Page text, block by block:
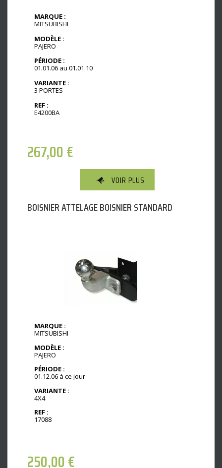
MARQUE :
MITSUBISHI
MODÈLE :
PAJERO
PÉRIODE :
01.01.06 au 01.01.10
VARIANTE :
3 PORTES
REF :
E4200BA
267,00€
VOIR PLUS
BOISNIER ATTELAGE BOISNIER STANDARD
MARQUE :
MITSUBISHI
MODÈLE :
PAJERO
PÉRIODE :
01.12.06 à ce jour
VARIANTE :
4X4
REF :
17088
250,00€